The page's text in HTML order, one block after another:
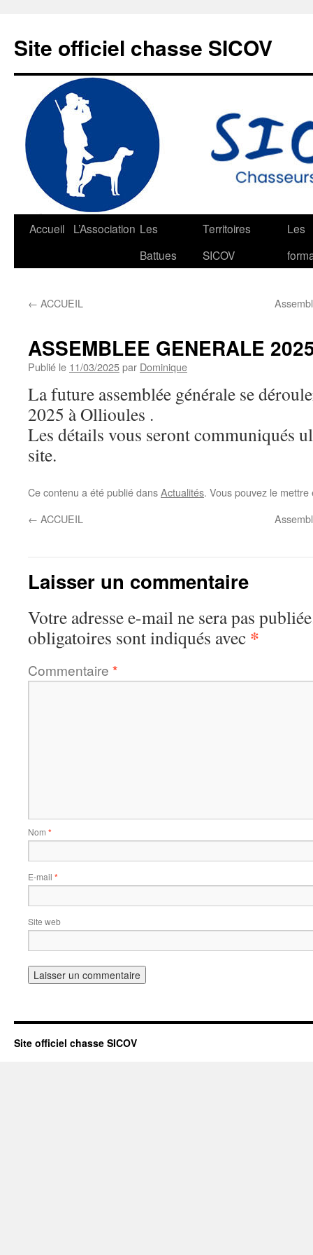
contenu
Site officiel chasse SICOV
Accueil L’Association Les
Battues
Territoires
SICOV
Les
← ACCUEIL
ASSEMBLEE GENERALE
Publié le 11/03/2025par Dominique
La future assemblée générale se
2025 à Ollioules .
Les détails vous seront communiqués
site.
Ce contenu a été publié dansActualités. Vous pouvez le
← ACCUEIL
Laisser un commentaire
Votre adresse e-mail ne sera pas
obligatoires sont indiqués avec *
Commentaire *
Nom *
E-mail *
Site web
Site officiel chasse SICOV